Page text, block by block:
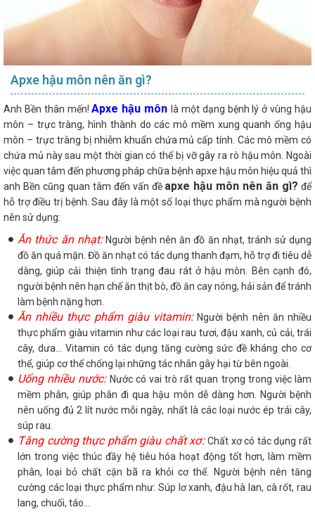
Apxe hậu môn nên ăn gì?
Anh Bền thân mến!Apxe hậu môn là một dạng bệnh lý ở vùng hậu
môn – trực tràng, hình thành do các mô mềm xung quanh ống hậu
môn – trực tràng bị nhiễm khuẩn chứa mủ cấp tính. Các mô mềm có
chứa mủ này sau một thời gian có thể bị vỡ gây ra rò hậu môn. Ngoài
việc quan tâm đến phương pháp chữa bệnh apxe hậu môn hiệu quả thì
anh Bền cũng quan tâm đến vấn đề apxe hậu môn nên ăn gì? để
hỗ trợ điều trị bệnh. Sau đây là một số loại thực phẩm mà người bệnh
nên sử dụng:
Ăn thức ăn nhạt:Người bệnh nên ăn đồ ăn nhạt, tránh sử dụng
đồ ăn quá mặn. Đồ ăn nhạt có tác dụng thanh đạm, hỗ trợ đi tiêu dễ
dàng, giúp cải thiện tình trạng đau rát ở hậu môn. Bên cạnh đó,
người bệnh nên hạn chế ăn thịt bò, đồ ăn cay nóng, hải sản để tránh
làm bệnh nặng hơn.
Ăn nhiều thực phẩm giàu vitamin:Người bệnh nên ăn nhiều
thực phẩm giàu vitamin như các loại rau tươi, đậu xanh, củ cải, trái
cây, dưa... Vitamin có tác dụng tăng cường sức đề kháng cho cơ
thể, giúp cơ thể chống lại những tác nhân gây hại từ bên ngoài.
Uống nhiều nước:Nước có vai trò rất quan trọng trong việc làm
mềm phân, giúp phân đi qua hậu môn dễ dàng hơn. Người bệnh
nên uống đủ 2 lít nước mỗi ngày, nhất là các loại nước ép trái cây,
súp rau.
Tăng cường thực phẩm giàu chất xơ:Chất xơ có tác dụng rất
lớn trong việc thúc đầy hệ tiêu hóa hoạt động tốt hơn, làm mềm
phân, loại bỏ chất cặn bã ra khỏi cơ thể. Người bệnh nên tăng
cường các loại thực phẩm như: Súp lơ xanh, đậu hà lan, cà rốt, rau
lang, chuối, táo...